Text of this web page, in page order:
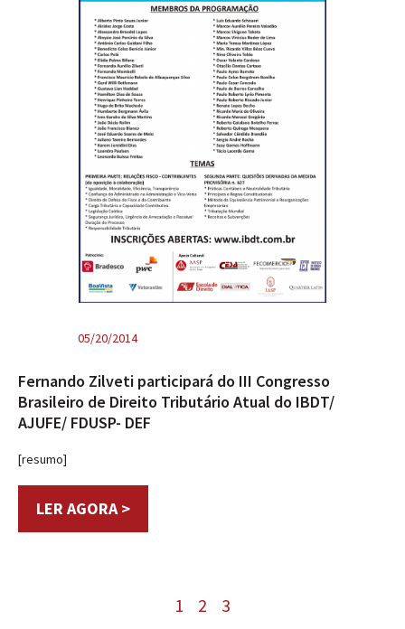
05/20/2014
Fernando Zilveti participará do III Congresso
Brasileiro de Direito Tributário Atual do IBDT/
AJUFE/ FDUSP- DEF
[resumo]
LER AGORA >
1 2 3